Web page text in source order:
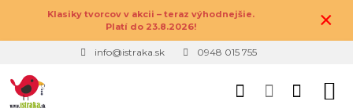
Klasiky tvorcov v akcii – teraz výhodnejšie.
Platí do 23.8.2026!
×
info@istraka.sk 0948 015 755